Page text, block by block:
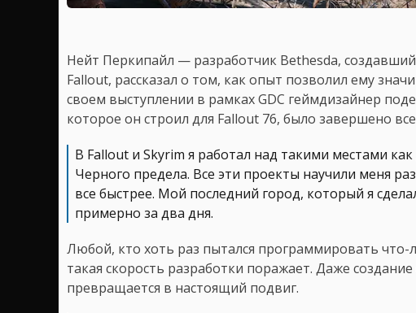
Нейт Перкипайл — разработчик Bethesda,
Fallout, рассказал о том, как опыт позволил ему
своем выступлении в рамках GDC геймдизайнер
которое он строил для Fallout 76, было завершено
В Fallout и Skyrim я работал над такими местами
Черного предела. Все эти проекты научили меня
все быстрее. Мой последний город, который я
примерно за два дня.
Любой, кто хоть раз пытался программировать что-
такая скорость разработки поражает. Даже
превращается в настоящий подвиг.